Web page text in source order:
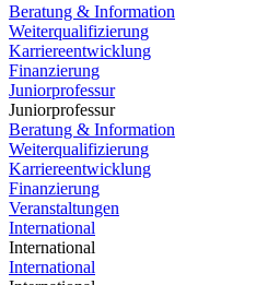
Beratung & Information
Weiterqualifizierung
Karriereentwicklung
Finanzierung
Juniorprofessur
Juniorprofessur
Beratung & Information
Weiterqualifizierung
Karriereentwicklung
Finanzierung
Veranstaltungen
International
International
International